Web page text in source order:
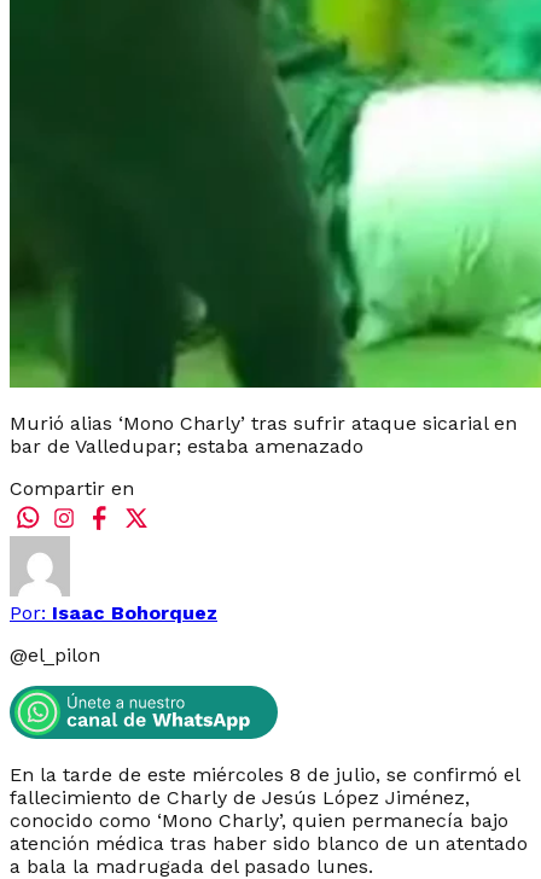
Murió alias ‘Mono Charly’ tras sufrir ataque sicarial en
bar de Valledupar; estaba amenazado
Compartir en
Por: Isaac Bohorquez
@el_pilon
En la tarde de este miércoles 8 de julio, se confirmó el
fallecimiento de Charly de Jesús López Jiménez,
conocido como ‘Mono Charly’, quien permanecía bajo
atención médica tras haber sido blanco de un atentado
a bala la madrugada del pasado lunes.